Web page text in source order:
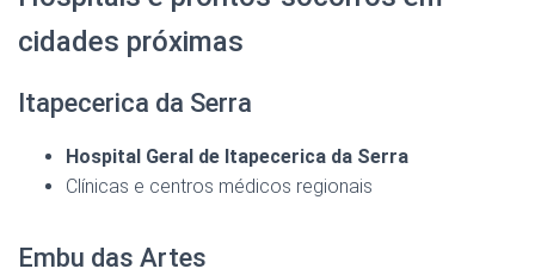
cidades próximas
Itapecerica da Serra
Hospital Geral de Itapecerica da Serra
Clínicas e centros médicos regionais
Embu das Artes